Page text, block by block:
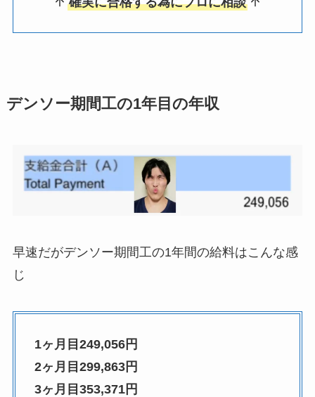
デンソー期間工の1年目の年収
早速だがデンソー期間工の1年間の給料はこんな感
じ
1ヶ月目249,056円
2ヶ月目299,863円
3ヶ月目353,371円